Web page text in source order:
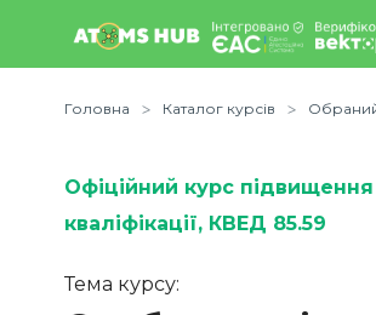
Головна Каталог курсів
Офіційний курс підвищення
кваліфікації, КВЕД 85.59
Тема курсу: